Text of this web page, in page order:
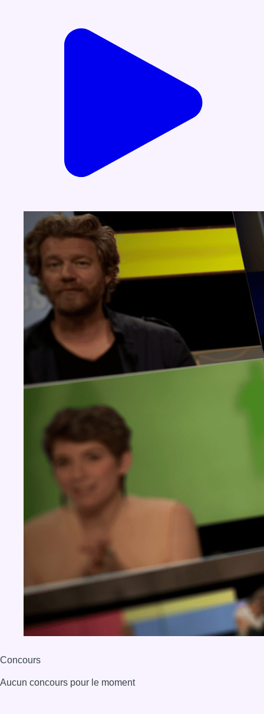
Concours
Aucun concours pour le moment